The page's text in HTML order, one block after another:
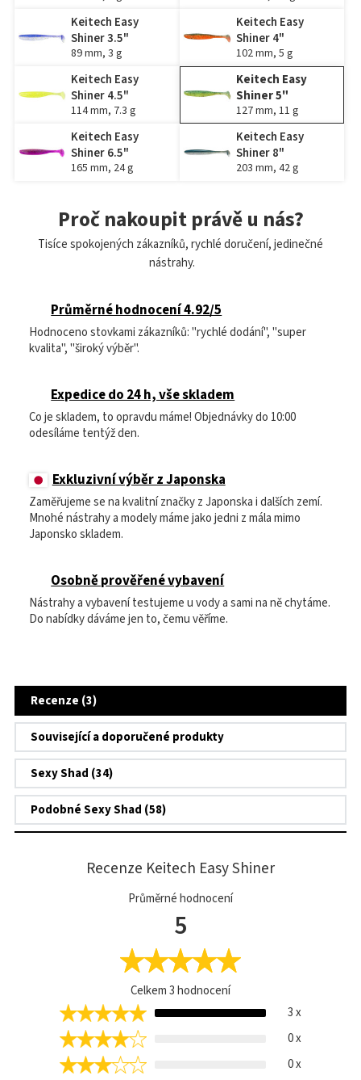
Keitech Easy
Shiner 3.5"
89 mm, 3 g
Keitech Easy
Shiner 4"
102 mm, 5 g
Keitech Easy
Shiner 4.5"
114 mm, 7.3 g
Keitech Easy
Shiner 5"
127 mm, 11 g
Keitech Easy
Shiner 6.5"
165 mm, 24 g
Keitech Easy
Shiner 8"
203 mm, 42 g
Proč nakoupit právě u nás?
Tisíce spokojených zákazníků, rychlé doručení, jedinečné
nástrahy.
Průměrné hodnocení 4.92/5
Hodnoceno stovkami zákazníků: "rychlé dodání", "super
kvalita", "široký výběr".
Expedice do 24 h, vše skladem
Co je skladem, to opravdu máme! Objednávky do 10:00
odesíláme tentýž den.
Exkluzivní výběr z Japonska
Zaměřujeme se na kvalitní značky z Japonska i dalších zemí.
Mnohé nástrahy a modely máme jako jedni z mála mimo
Japonsko skladem.
Osobně prověřené vybavení
Nástrahy a vybavení testujeme u vody a sami na ně chytáme.
Do nabídky dáváme jen to, čemu věříme.
Recenze (3)
Související a doporučené produkty
Sexy Shad (34)
Podobné Sexy Shad (58)
Recenze Keitech Easy Shiner
Průměrné hodnocení
5
Celkem3hodnocení
3 x
0 x
0 x